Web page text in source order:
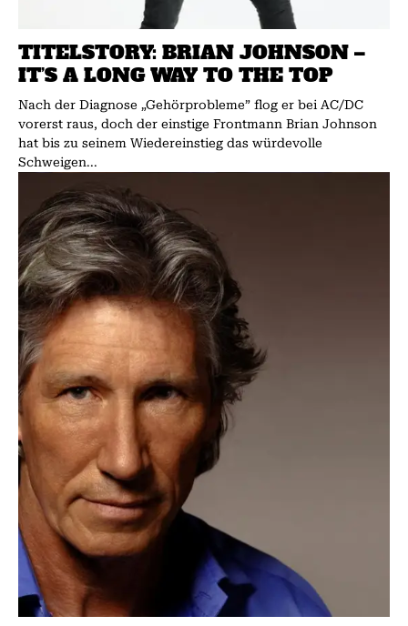
TITELSTORY: BRIAN JOHNSON –
IT’S A LONG WAY TO THE TOP
Nach der Diagnose „Gehörprobleme” flog er bei AC/DC
vorerst raus, doch der einstige Frontmann Brian Johnson
hat bis zu seinem Wiedereinstieg das würdevolle
Schweigen...